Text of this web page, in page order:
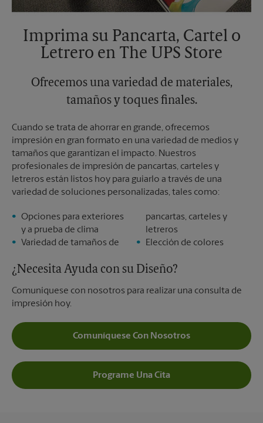
Imprima su Pancarta, Cartel o
Letrero en The UPS Store
Ofrecemos una variedad de materiales,
tamaños y toques finales.
Cuando se trata de ahorrar en grande, ofrecemos
impresión en gran formato en una variedad de medios y
tamaños que garantizan el impacto. Nuestros
profesionales de impresión de pancartas, carteles y
letreros están listos hoy para guiarlo a través de una
variedad de soluciones personalizadas, tales como:
Opciones para exteriores
y a prueba de clima
Variedad de tamaños de
pancartas, carteles y
letreros
Elección de colores
¿Necesita Ayuda con su Diseño?
Comuníquese con nosotros para realizar una consulta de
impresión hoy.
Comuníquese Con Nosotros
Programe Una Cita